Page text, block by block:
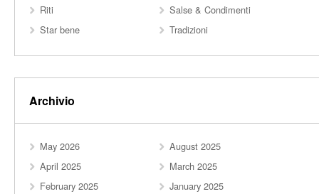
Riti
Salse & Condimenti
Star bene
Tradizioni
Archivio
May 2026
August 2025
April 2025
March 2025
February 2025
January 2025